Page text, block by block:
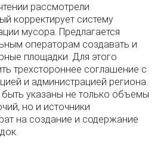
рассмотрели
корректирует систему
мусора. Предлагается
операторам создавать и
площадки. Для этого
трехстороннее соглашение с
и администрацией региона.
указаны не только объемы
но и источники
на создание и содержание